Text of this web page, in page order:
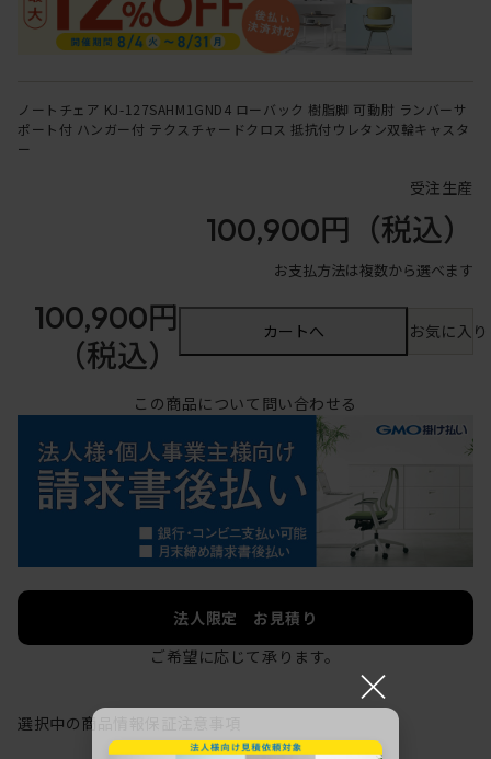
ノートチェア KJ-127SAHM1GND4 ローバック 樹脂脚 可動肘 ランバーサ
ポート付 ハンガー付 テクスチャードクロス 抵抗付ウレタン双輪キャスタ
ー
受注生産
100,900円 （税込）
お支払方法は複数から選べます
100,900円
（税込）
カートへ お気に入
この商品について問い合わせる
法人限定 お見積り
ご希望に応じて承ります。
選択中の商品情報
×